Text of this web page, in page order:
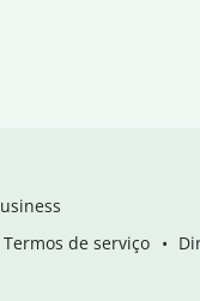
Termos de serviço